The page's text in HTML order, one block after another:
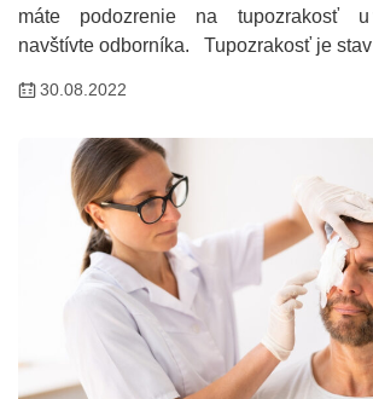
máte podozrenie na tupozrakosť u
navštívte odborníka. Tupozrakosť je
30.08.2022